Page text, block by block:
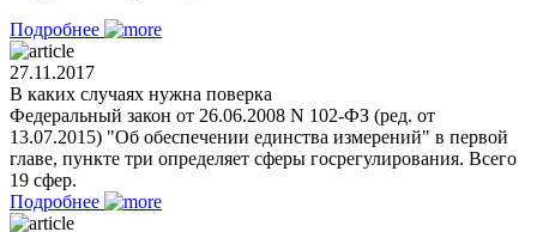
Подробнее
27.11.2017
В каких случаях нужна поверка
Федеральный закон от 26.06.2008 N 102-ФЗ (ред. от
13.07.2015) "Об обеспечении единства измерений" в первой
главе, пункте три определяет сферы госрегулирования. Всего
19 сфер.
Подробнее